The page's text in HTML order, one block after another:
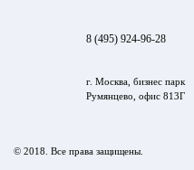
8 (495) 924-96-28
г. Москва, бизнес парк
Румянцево, офис 813Г
© 2018. Все права защищены.